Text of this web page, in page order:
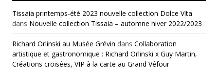
Tissaia printemps-été 2023 nouvelle collection Dolce Vita
dans Nouvelle collection Tissaia – automne hiver 2022/2023
Richard Orlinski au Musée Grévin dans Collaboration
artistique et gastronomique : Richard Orlinski x Guy Martin,
Créations croisées, VIP à la carte au Grand Véfour